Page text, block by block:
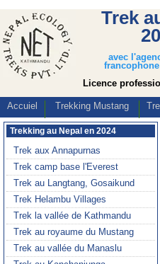
Trek
avec
Licence
Accuiel Trekking Mustang